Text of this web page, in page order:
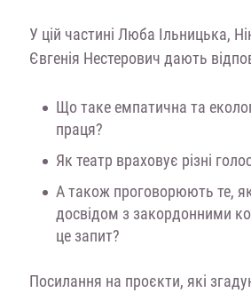
У цій частині Люба Ільницька,
Євгенія Нестерович дають
Що таке емпатична та
праця?
Як театр враховує різні
А також проговорюють те,
досвідом з закордонними
це запит?
Посилання на проєкти, які